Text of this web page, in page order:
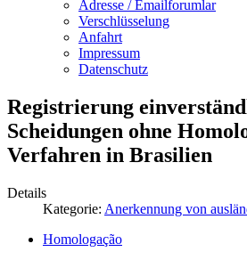
Adresse / Emailforumlar
Verschlüsselung
Anfahrt
Impressum
Datenschutz
Registrierung
Scheidungen ohne
Verfahren in Brasilien
Details
Kategorie: Anerkennung von
Homologação